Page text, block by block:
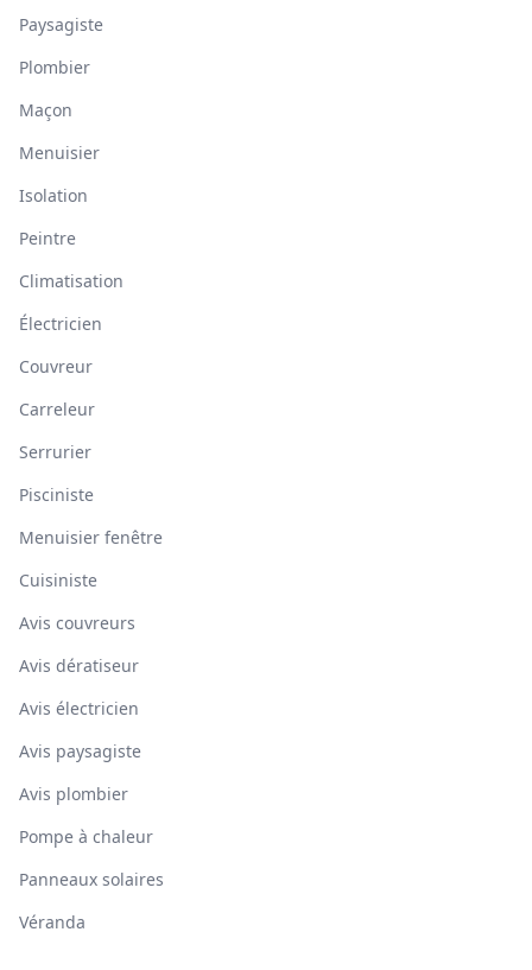
Paysagiste
Plombier
Maçon
Menuisier
Isolation
Peintre
Climatisation
Électricien
Couvreur
Carreleur
Serrurier
Pisciniste
Menuisier fenêtre
Cuisiniste
Avis couvreurs
Avis dératiseur
Avis électricien
Avis paysagiste
Avis plombier
Pompe à chaleur
Panneaux solaires
Véranda